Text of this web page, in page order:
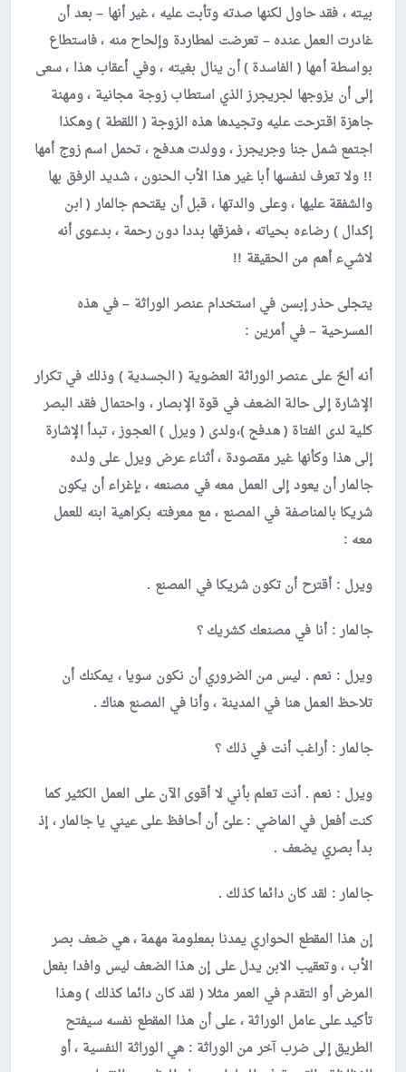
بيته ، فقد حاول لكنها صدته وتأبت عليه ، غير أنها – بعد أن
غادرت العمل عنده – تعرضت لمطاردة وإلحاح منه ، فاستطاع
بواسطة أمها ( الفاسدة ) أن ينال بغيته ، وفي أعقاب هذا ، سعى
إلى أن يزوجها لجريجرز الذي استطاب زوجة مجانية ، ومهنة
جاهزة اقترحت عليه وتجيدها هذه الزوجة ( اللقطة ) وهكذا
اجتمع شمل جنا وجريجرز ، وولدت هدفج ، تحمل اسم زوج أمها
!! ولا تعرف لنفسها أبا غير هذا الأب الحنون ، شديد الرفق بها
والشفقة عليها ، وعلى والدتها ، قبل أن يقتحم جالمار ( ابن
إكدال ) رضاءه بحياته ، فمزقها بددا دون رحمة ، بدعوى أنه
لاشيء أهم من الحقيقة !!
يتجلى حذر إبسن في استخدام عنصر الوراثة – في هذه
المسرحية – في أمرين :
أنه ألحّ على عنصر الوراثة العضوية ( الجسدية ) وذلك في تكرار
الإشارة إلى حالة الضعف في قوة الإبصار ، واحتمال فقد البصر
كلية لدى الفتاة ( هدفج )،ولدى ( ويرل ) العجوز ، تبدأ الإشارة
إلى هذا وكأنها غير مقصودة ، أثناء عرض ويرل على ولده
جالمار أن يعود إلى العمل معه في مصنعه ، بإغراء أن يكون
شريكا بالمناصفة في المصنع ، مع معرفته بكراهية ابنه للعمل
معه :
ويرل : أقترح أن تكون شريكا في المصنع .
جالمار : أنا في مصنعك كشريك ؟
ويرل : نعم . ليس من الضروري أن نكون سويا ، يمكنك أن
تلاحظ العمل هنا في المدينة ، وأنا في المصنع هناك .
جالمار : أراغب أنت في ذلك ؟
ويرل : نعم . أنت تعلم بأني لا أقوى الآن على العمل الكثير كما
كنت أفعل في الماضي : علىّ أن أحافظ على عيني يا جالمار ، إذ
بدأ بصري يضعف .
جالمار : لقد كان دائما كذلك .
إن هذا المقطع الحواري يمدنا بمعلومة مهمة ، هي ضعف بصر
الأب ، وتعقيب الابن يدل على إن هذا الضعف ليس وافدا بفعل
المرض أو التقدم في العمر مثلا ( لقد كان دائما كذلك ) وهذا
تأكيد على عامل الوراثة ، على أن هذا المقطع نفسه سيفتح
الطريق إلى ضرب آخر من الوراثة : هي الوراثة النفسية ، أو